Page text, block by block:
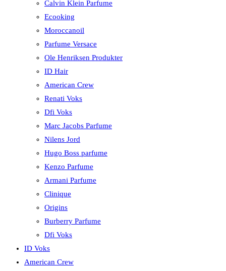
Calvin Klein Parfume
Ecooking
Moroccanoil
Parfume Versace
Ole Henriksen Produkter
ID Hair
American Crew
Renati Voks
Dfi Voks
Marc Jacobs Parfume
Nilens Jord
Hugo Boss parfume
Kenzo Parfume
Armani Parfume
Clinique
Origins
Burberry Parfume
Dfi Voks
ID Voks
American Crew